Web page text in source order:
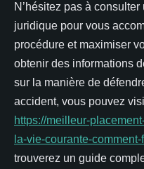
N’hésitez pas à
juridique pour vous
procédure et maximiser
obtenir des informations
sur la manière de
accident, vous pouvez
https://meilleur-
la-vie-courante-
trouverez un guide